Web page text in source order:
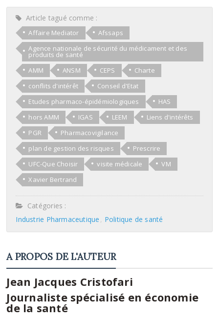
Article tagué comme :
Affaire Mediator
Afssaps
Agence nationale de sécurité du médicament et des
produits de santé
AMM
ANSM CEPS
Charte
conflits d'intérêt
Conseil d'Etat
Etudes pharmaco-épidémiologiques
HAS
hors AMM
IGAS LEEM
Liens d'intérêts
PGR
Pharmacovigilance
plan de gestion des risques
Prescrire
UFC-Que Choisir
visite médicale
VM
Xavier Bertrand
Catégories :
Industrie Pharmaceutique
Politique de santé
A PROPOS DE L'AUTEUR
Jean Jacques Cristofari
Journaliste spécialisé en économie
de la santé